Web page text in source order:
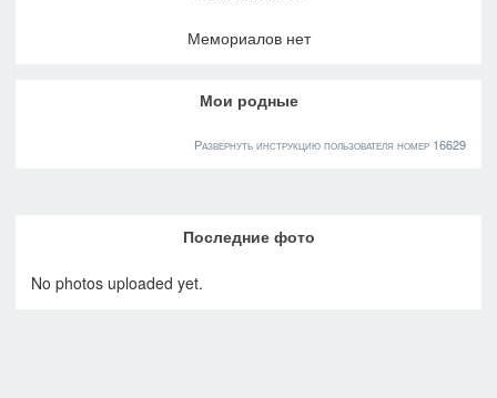
Мемориалов нет
Мои родные
Развернуть инструкцию пользователя номер 16629
Последние фото
No photos uploaded yet.